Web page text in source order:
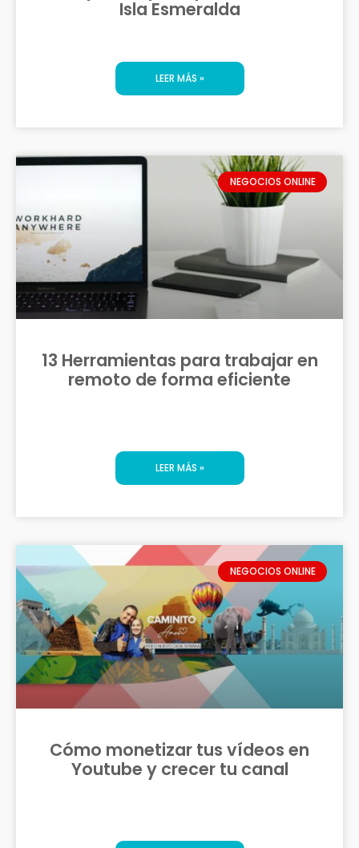
Isla Esmeralda
LEER MÁS »
NEGOCIOS ONLINE
13 Herramientas para trabajar en
remoto de forma eficiente
LEER MÁS »
NEGOCIOS ONLINE
Cómo monetizar tus vídeos en
Youtube y crecer tu canal